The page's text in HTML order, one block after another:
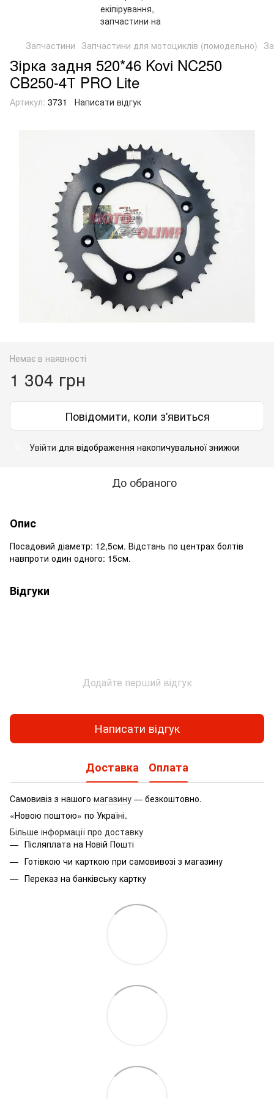
Запчастини Запчастини для мотоциклів (помодельно)
Зірка задня 520*46 Kovi NC250
CB250-4Т PRO Lite
Артикул: 3731 Написати відгук
Немає в наявності
1 304 грн
Повідомити, коли з'явиться
Увійти для відображення накопичувальної знижки
До обраного
Опис
Посадовий діаметр: 12,5см. Відстань по центрах болтів
навпроти один одного: 15см.
Відгуки
Додайте перший відгук
Написати відгук
Доставка Оплата
Самовивіз з нашого магазину — безкоштовно.
«Новою поштою» по Україні.
Більше інформації про доставку
Післяплата на Новій Пошті
Готівкою чи карткою при самовивозі з магазину
Переказ на банківську картку